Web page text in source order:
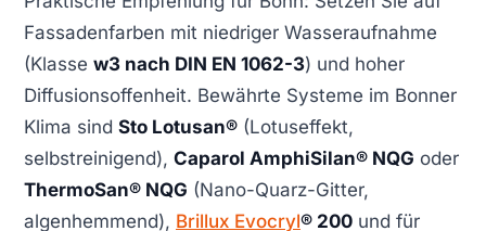
Fassadenfarben mit niedriger Wasseraufnahme
(Klasse w3 nach DIN EN 1062-3) und hoher
Diffusionsoffenheit. Bewährte Systeme im Bonner
Klima sind Sto Lotusan® (Lotuseffekt,
selbstreinigend), Caparol AmphiSilan® NQG oder
ThermoSan® NQG (Nano-Quarz-Gitter,
algenhemmend), Brillux Evocryl® 200 und für